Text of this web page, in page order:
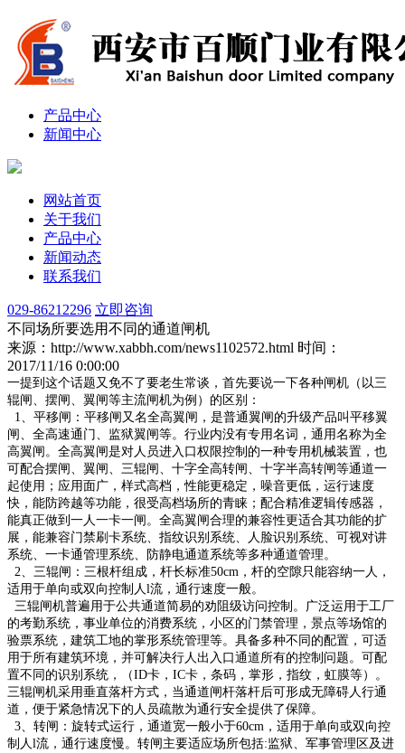
产品中心
新闻中心
网站首页
关于我们
产品中心
新闻动态
联系我们
029-86212296 立即咨询
不同场所要选用不同的通道闸机
来源：http://www.xabbh.com/news1102572.html 时间：
2017/11/16 0:00:00
一提到这个话题又免不了要老生常谈，首先要说一下各种闸机（以三
辊闸、摆闸、翼闸等主流闸机为例）的区别：
1、平移闸：平移闸又名全高翼闸，是普通翼闸的升级产品叫平移翼
闸、全高速通门、监狱翼闸等。行业内没有专用名词，通用名称为全
高翼闸。全高翼闸是对人员进入口权限控制的一种专用机械装置，也
可配合摆闸、翼闸、三辊闸、十字全高转闸、十字半高转闸等通道一
起使用；应用面广，样式高档，性能更稳定，噪音更低，运行速度
快，能防跨越等功能，很受高档场所的青睐；配合精准逻辑传感器，
能真正做到一人一卡一闸。全高翼闸合理的兼容性更适合其功能的扩
展，能兼容门禁刷卡系统、指纹识别系统、人脸识别系统、可视对讲
系统、一卡通管理系统、防静电通道系统等多种通道管理。
2、三辊闸：三根杆组成，杆长标准50cm，杆的空隙只能容纳一人，
适用于单向或双向控制人l流，通行速度一般。
三辊闸机普遍用于公共通道简易的劝阻级访问控制。广泛运用于工厂
的考勤系统，事业单位的消费系统，小区的门禁管理，景点等场馆的
验票系统，建筑工地的掌形系统管理等。具备多种不同的配置，可适
用于所有建筑环境，并可解决行人出入口通道所有的控制问题。可配
置不同的识别系统，（ID卡，IC卡，条码，掌形，指纹，虹膜等）。
三辊闸机采用垂直落杆方式，当通道闸杆落杆后可形成无障碍人行通
道，便于紧急情况下的人员疏散为通行安全提供了保障。
3、转闸：旋转式运行，通道宽一般小于60cm，适用于单向或双向控
制人l流，通行速度慢。转闸主要适应场所包括:监狱、军事管理区及进